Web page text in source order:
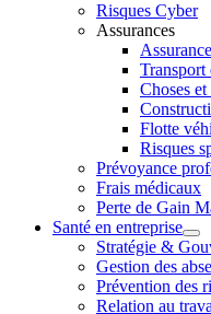
Risques Cyber
Assurances
Transport
Choses
Flotte
Risques
Prévoyance
Frais médicaux
Perte de Gain
Santé en entreprise
Stratégie &
Gestion des
Prévention des
Relation au